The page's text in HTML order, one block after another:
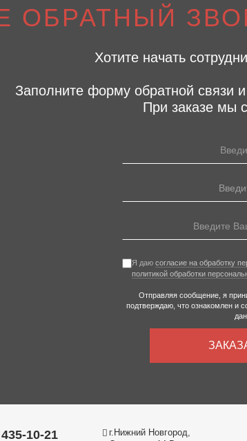
ОБРАТНЫЙ
Хотите начать
Заполните форму обратной связи
При заказе мы
Я даю согласие на обработку
политикой обработки
Отправляя сообщение, я
подтверждаю, что ознакомлен и
10-21
г.Нижний Новгород,